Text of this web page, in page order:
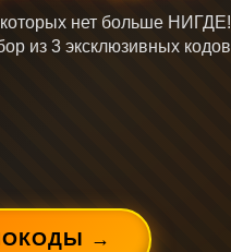
нет больше НИГДЕ!
из 3 эксклюзивных кодов
→